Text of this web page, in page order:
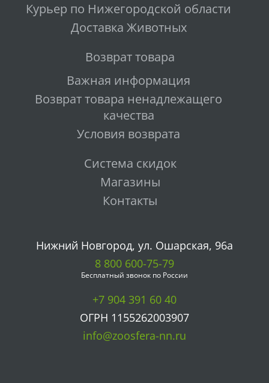
Курьер по Нижегородской области
Доставка Животных
Возврат товара
Важная информация
Возврат товара ненадлежащего
качества
Условия возврата
Система скидок
Магазины
Контакты
Нижний Новгород, ул. Ошарская, 96а
8 800 600-75-79
Бесплатный звонок по России
+7 904 391 60 40
ОГРН 1155262003907
info@zoosfera-nn.ru